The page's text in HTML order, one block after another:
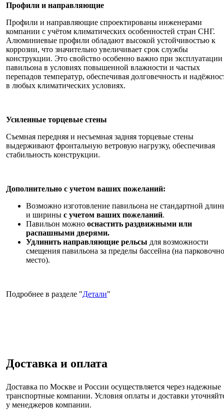
Профили и направляющие
Профили и направляющие спроектированы инженерами
компании с учётом климатических особенностей стран СНГ.
Алюминиевые профили обладают высокой устойчивостью к
коррозии, что значительно увеличивает срок службы
конструкции. Это свойство особенно важно при эксплуатации
павильона в условиях повышенной влажности и частых
перепадов температур, обеспечивая долговечность и
в любых климатических условиях.
Усиленные торцевые стены
Съемная передняя и несъемная задняя торцевые стены
выдерживают фронтальную ветровую нагрузку, обеспечивая
стабильность конструкции.
Дополнительно с учетом ваших пожеланий:
Возможно изготовление павильона не стандартной
и ширины с учетом ваших пожеланий.
Павильон можно оснастить раздвижными или
распашными дверями.
Удлинить направляющие рельсы для возможности
смещения павильона за пределы бассейна (на
место).
Подробнее в разделе "Детали"
Доставка и оплата
Доставка по Москве и России осуществляется через надежные
транспортные компании. Условия оплаты и доставки
у менеджеров компании.